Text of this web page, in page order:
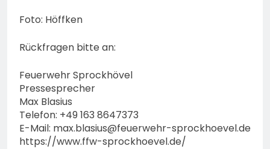
Foto: Höffken
Rückfragen bitte an:
Feuerwehr Sprockhövel
Pressesprecher
Max Blasius
Telefon: +49 163 8647373
E-Mail: max.blasius@feuerwehr-sprockhoevel.de
https://www.ffw-sprockhoevel.de/